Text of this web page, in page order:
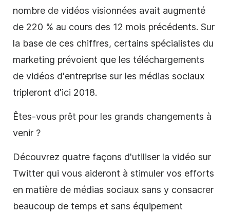
nombre de vidéos visionnées avait augmenté
de 220 % au cours des 12 mois précédents. Sur
la base de ces chiffres, certains spécialistes du
marketing prévoient que les téléchargements
de vidéos d'entreprise sur les médias sociaux
tripleront d'ici 2018.
Êtes-vous prêt pour les grands changements à
venir ?
Découvrez quatre façons d'utiliser la vidéo sur
Twitter qui vous aideront à stimuler vos efforts
en matière de médias sociaux sans y consacrer
beaucoup de temps et sans équipement